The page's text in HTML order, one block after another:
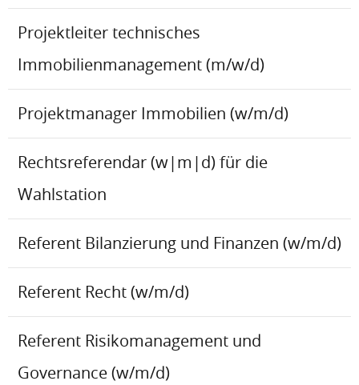
Projektleiter technisches
Immobilienmanagement (m/w/d)
Projektmanager Immobilien (w/m/d)
Rechtsreferendar (w|m|d) für die
Wahlstation
Referent Bilanzierung und Finanzen (w/m/d)
Referent Recht (w/m/d)
Referent Risikomanagement und
Governance (w/m/d)